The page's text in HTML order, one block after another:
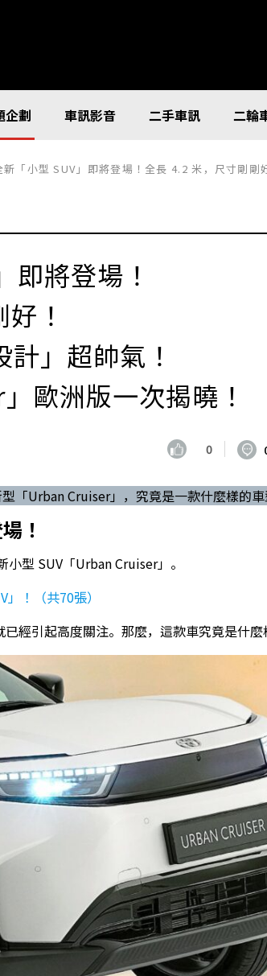
企劃 車訊影音 二手車訊 二輪
新「小型 SUV」即將登場！全長 4.2 米，尺寸剛
即將登場！
！
」超帥氣！
歐洲版一次揭曉！
0
「Urban Cruiser」，究竟是一款什麼樣的車
！
型 SUV「Urban Cruiser」。
！（共70張）
經引起高度關注。那麼，這款車究竟是什麼